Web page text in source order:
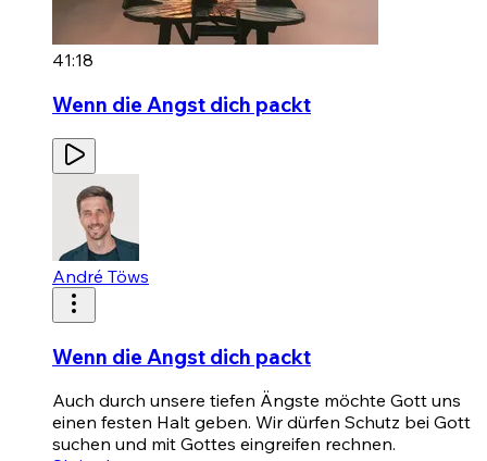
41:18
Wenn die Angst dich packt
André Töws
Wenn die Angst dich packt
Auch durch unsere tiefen Ängste möchte Gott uns
einen festen Halt geben. Wir dürfen Schutz bei Gott
suchen und mit Gottes eingreifen rechnen.